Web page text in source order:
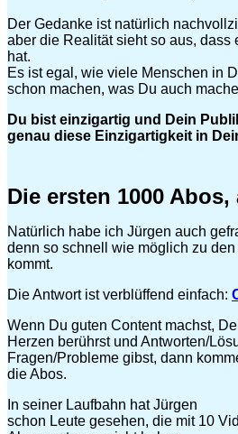
Der Gedanke ist natürlich
aber die Realität sieht so aus, dass
hat.
Es ist egal, wie viele Menschen in
schon machen, was Du auch
Du bist einzigartig und Dein
genau diese Einzigartigkeit in
Die ersten 1000 Abos,
Natürlich habe ich Jürgen auch
denn so schnell wie möglich zu
kommt.
Die Antwort ist verblüffend einfach:
Wenn Du guten Content machst,
Herzen berührst und Antworten/
Fragen/Probleme gibst, dann
die Abos.
In seiner Laufbahn hat Jürgen
schon Leute gesehen, die mit 10